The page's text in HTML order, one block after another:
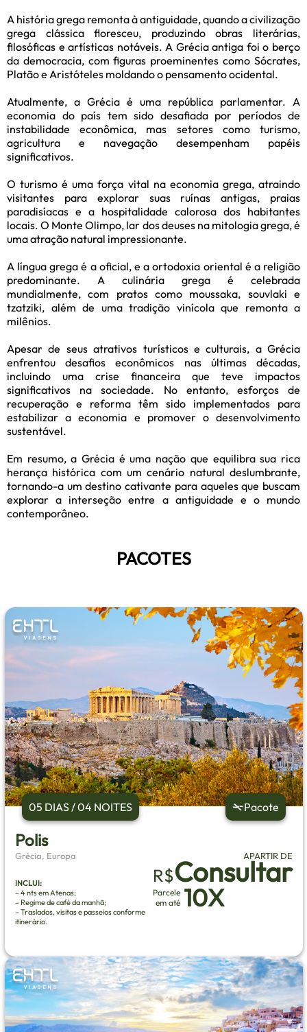
A história grega remonta à antiguidade, quando a civilização
grega clássica floresceu, produzindo obras literárias,
filosóficas e artísticas notáveis. A Grécia antiga foi o berço
da democracia, com figuras proeminentes como Sócrates,
Platão e Aristóteles moldando o pensamento ocidental.
Atualmente, a Grécia é uma república parlamentar. A
economia do país tem sido desafiada por períodos de
instabilidade econômica, mas setores como turismo,
agricultura e navegação desempenham papéis
significativos.
O turismo é uma força vital na economia grega, atraindo
visitantes para explorar suas ruínas antigas, praias
paradisíacas e a hospitalidade calorosa dos habitantes
locais. O Monte Olimpo, lar dos deuses na mitologia grega, é
uma atração natural impressionante.
A língua grega é a oficial, e a ortodoxia oriental é a religião
predominante. A culinária grega é celebrada
mundialmente, com pratos como moussaka, souvlaki e
tzatziki, além de uma tradição vinícola que remonta a
milênios.
Apesar de seus atrativos turísticos e culturais, a Grécia
enfrentou desafios econômicos nas últimas décadas,
incluindo uma crise financeira que teve impactos
significativos na sociedade. No entanto, esforços de
recuperação e reforma têm sido implementados para
estabilizar a economia e promover o desenvolvimento
sustentável.
Em resumo, a Grécia é uma nação que equilibra sua rica
herança histórica com um cenário natural deslumbrante,
tornando-a um destino cativante para aqueles que buscam
explorar a interseção entre a antiguidade e o mundo
contemporâneo.
PACOTES
05 DIAS / 04 NOITES Pacote
Polis
Grécia, Europa
INCLUI:
– 4 nts em Atenas;
– Regime de café da manhã;
– Traslados, visitas e passeios conforme
itinerário.
APARTIR DE
R$Consultar
Parcele
em até 10X